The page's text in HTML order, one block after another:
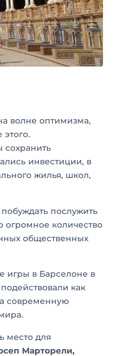
волне оптимизма,
сохранить
инвестиции, в
жилья, школ,
послужить
количество
общественных
игры в Барселоне в
как
современную
место для
Марторели,